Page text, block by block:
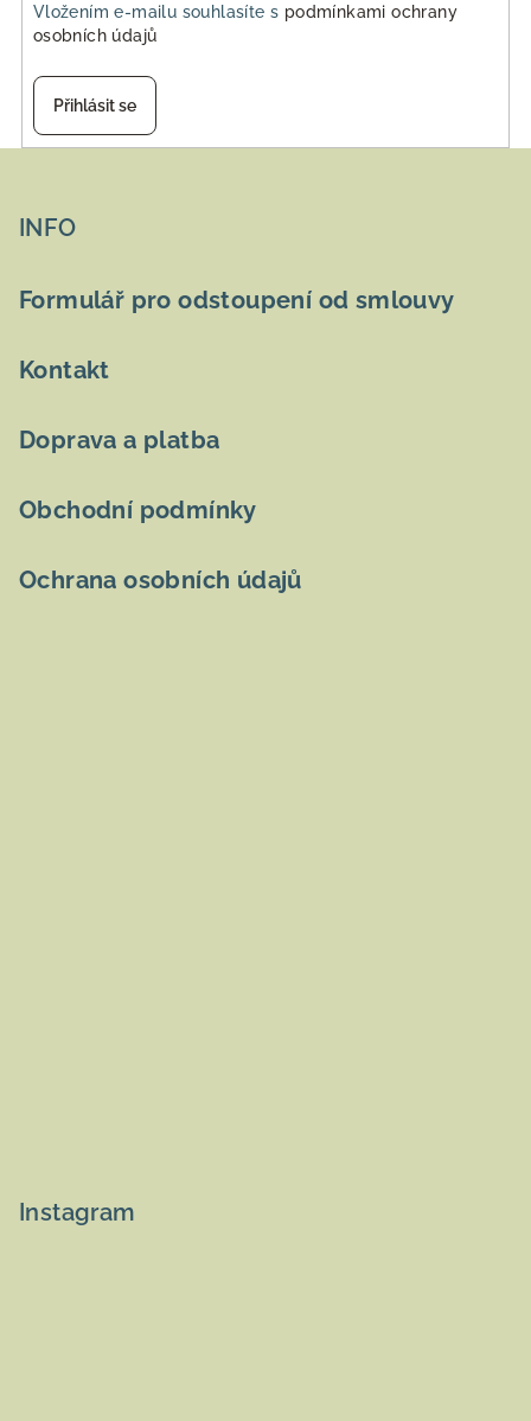
Vložením e-mailu souhlasíte s podmínkami ochrany
osobních údajů
Přihlásit se
INFO
Formulář pro odstoupení od smlouvy
Kontakt
Doprava a platba
Obchodní podmínky
Ochrana osobních údajů
Instagram